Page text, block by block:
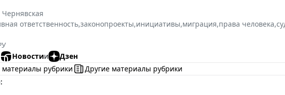
ответственность,законопроекты,инициативы,миграция,права человека,
Новостии
Дзен
материалы рубрики
Другие материалы рубрики